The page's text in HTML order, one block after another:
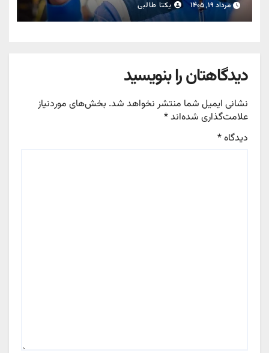
مرداد ۱۹, ۱۴۰۵ یکتا طالبی
دیدگاهتان را بنویسید
نشانی ایمیل شما منتشر نخواهد شد. بخش‌های موردنیاز
علامت‌گذاری شده‌اند*
دیدگاه*